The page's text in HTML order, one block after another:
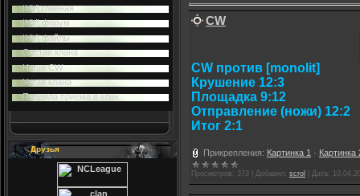
|HV| главная
|HV| форум
|HV| файлы
Cостав клана
Наши CW
Устав клана
Правила приема в клан
Друзья
CW
CW против [monolit]
Крушение 12:3
Площадка 9:12
Отправление (ножи) 12:2
Итог 2:1
Прикрепления: Картинка 1 · Картинка
Просмотров: 373 Добавил: scrol Дата: